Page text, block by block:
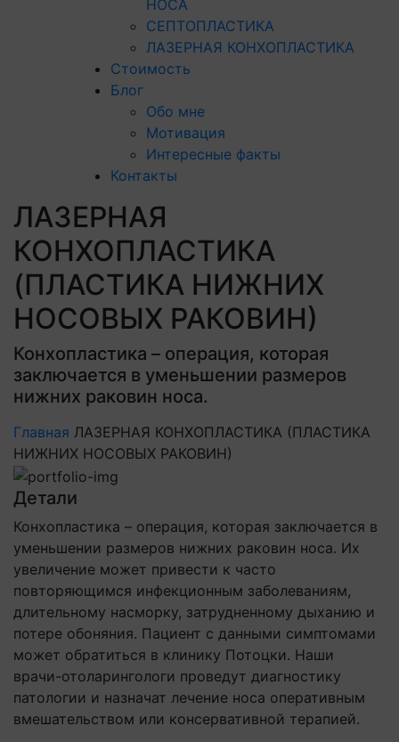
НОСА
СЕПТОПЛАСТИКА
ЛАЗЕРНАЯ КОНХОПЛАСТИКА
Стоимость
Блог
Обо мне
Мотивация
Интересные факты
Контакты
ЛАЗЕРНАЯ
КОНХОПЛАСТИКА
(ПЛАСТИКА НИЖНИХ
НОСОВЫХ РАКОВИН)
Конхопластика – операция, которая
заключается в уменьшении размеров
нижних раковин носа.
Главная ЛАЗЕРНАЯ КОНХОПЛАСТИКА (ПЛАСТИКА
НИЖНИХ НОСОВЫХ РАКОВИН)
Детали
Конхопластика – операция, которая заключается в
уменьшении размеров нижних раковин носа. Их
увеличение может привести к часто
повторяющимся инфекционным заболеваниям,
длительному насморку, затрудненному дыханию и
потере обоняния. Пациент с данными симптомами
может обратиться в клинику Потоцки. Наши
врачи-отоларингологи проведут диагностику
патологии и назначат лечение носа оперативным
вмешательством или консервативной терапией.